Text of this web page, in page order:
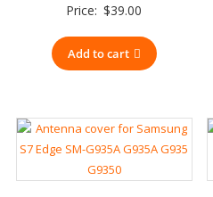
Price: $39.00
Add to cart